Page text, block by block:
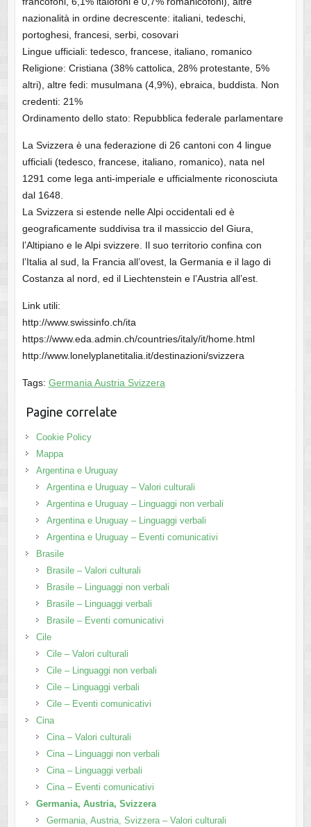
nazionalità in ordine decrescente: italiani, tedeschi,
portoghesi, francesi, serbi, cosovari
Lingue ufficiali: tedesco, francese, italiano, romanico
Religione: Cristiana (38% cattolica, 28% protestante, 5%
altri), altre fedi: musulmana (4,9%), ebraica, buddista. Non
credenti: 21%
Ordinamento dello stato: Repubblica federale parlamentare
La Svizzera è una federazione di 26 cantoni con 4 lingue
ufficiali (tedesco, francese, italiano, romanico), nata nel
1291 come lega anti-imperiale e ufficialmente riconosciuta
dal 1648.
La Svizzera si estende nelle Alpi occidentali ed è
geograficamente suddivisa tra il massiccio del Giura,
l’Altipiano e le Alpi svizzere. Il suo territorio confina con
l’Italia al sud, la Francia all’ovest, la Germania e il lago di
Costanza al nord, ed il Liechtenstein e l’Austria all’est.
Link utili:
http://www.swissinfo.ch/ita
https://www.eda.admin.ch/countries/italy/it/home.html
http://www.lonelyplanetitalia.it/destinazioni/svizzera
Tags: Germania Austria Svizzera
Pagine correlate
Cookie Policy
Mappa
Argentina e Uruguay
Argentina e Uruguay – Valori culturali
Argentina e Uruguay – Linguaggi non verbali
Argentina e Uruguay – Linguaggi verbali
Argentina e Uruguay – Eventi comunicativi
Brasile
Brasile – Valori culturali
Brasile – Linguaggi non verbali
Brasile – Linguaggi verbali
Brasile – Eventi comunicativi
Cile
Cile – Valori culturali
Cile – Linguaggi non verbali
Cile – Linguaggi verbali
Cile – Eventi comunicativi
Cina
Cina – Valori culturali
Cina – Linguaggi non verbali
Cina – Linguaggi verbali
Cina – Eventi comunicativi
Germania, Austria, Svizzera
Germania, Austria, Svizzera – Valori culturali